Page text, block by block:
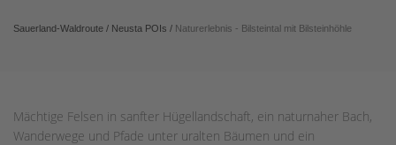
Sauerland-Waldroute / Neusta POIs / Naturerlebnis - Bilsteintal mit Bilsteinhöhle
Mächtige Felsen in sanfter Hügellandschaft, ein naturnaher Bach,
Wanderwege und Pfade unter uralten Bäumen und ein